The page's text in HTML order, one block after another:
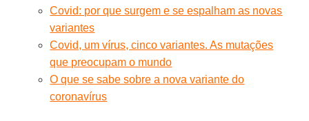
Covid: por que surgem e se espalham as novas
variantes
Covid, um vírus, cinco variantes. As mutações
que preocupam o mundo
O que se sabe sobre a nova variante do
coronavírus